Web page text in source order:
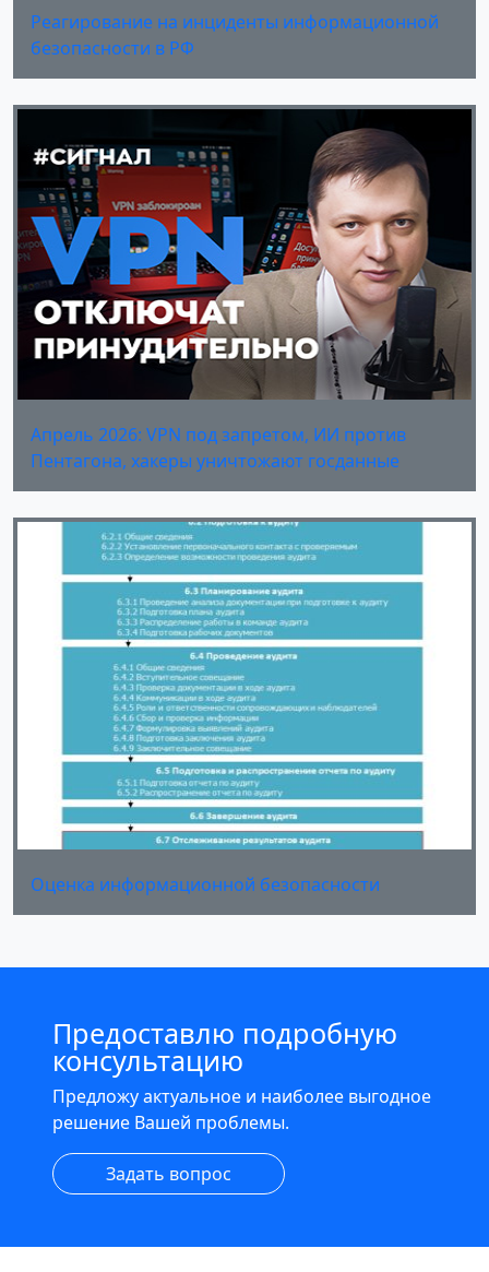
Реагирование на инциденты информационной
безопасности в РФ
Апрель 2026: VPN под запретом, ИИ против
Пентагона, хакеры уничтожают госданные
Оценка информационной безопасности
Предоставлю подробную
консультацию
Предложу актуальное и наиболее выгодное
решение Вашей проблемы.
Задать вопрос